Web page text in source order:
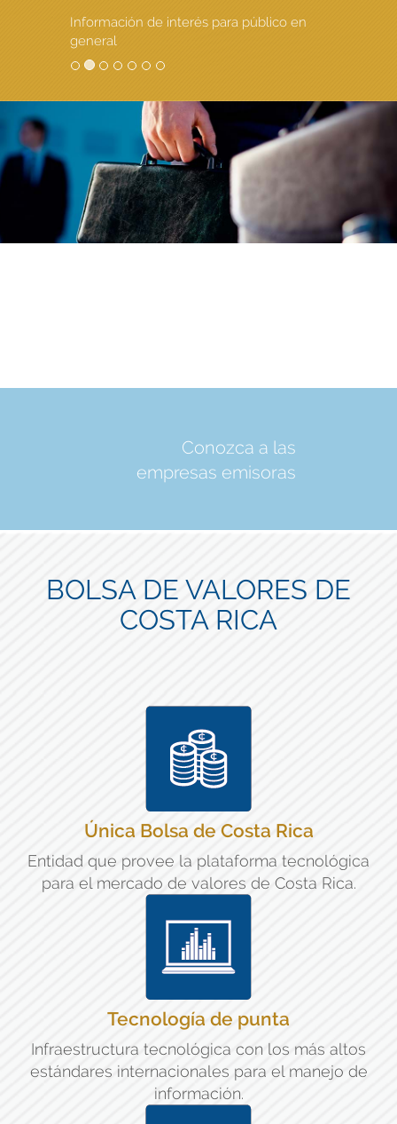
Información de interés para público en
general
Conozca a las
empresas emisoras
BOLSA DE VALORES DE
COSTA RICA
Única Bolsa de Costa Rica
Entidad que provee la plataforma tecnológica
para el mercado de valores de Costa Rica.
Tecnología de punta
Infraestructura tecnológica con los más altos
estándares internacionales para el manejo de
información.